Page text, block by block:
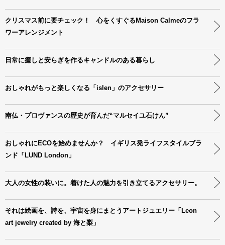
クリスマス前に要チェック！ 心をくすぐるMaison Calmeのフラ
ワーアレンジメント
日常に癒しと安らぎを作るキャンドルのある暮らし
おしゃれがもっと楽しくなる「islen」のアクセサリー
南仏・プロヴァンスの歴史が育んだ“マルセイユ石けん”
おしゃれにECOを始めませんか？ イギリス発ライフスタイルブラ
ンド「LUND London」
大人の女性の装いに。着けた人の魅力を引き立てるアクセサリー。
それは絵画を、詩を、宇宙を身にまとうアートジュエリー「Leon
art jewelry created by 海と梨」